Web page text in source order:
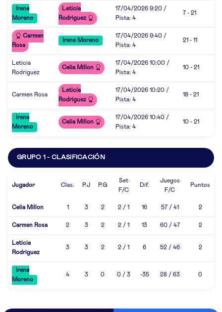
Irene
Moreno
Leticia
Rodriguez
17/04/2026 9:20 /
Pista: 4
7 - 21
Carmen
Rosa
Irene Moreno
17/04/2026 9:40 /
Pista: 4
21 - 11
Leticia
Rodriguez
Celia Millon
17/04/2026 10:00 /
Pista: 4
10 - 21
Carmen Rosa
Leticia
Rodriguez
17/04/2026 10:20 /
Pista: 4
18 - 21
Irene
Moreno
Celia Millon
17/04/2026 10:40 /
Pista: 4
10 - 21
GRUPO 1 - CLASIFICACIÓN
Jugador Clas. P.J P.G
Set
F/C
Dif.
Juegos
F/C
Puntos
Celia Millon 1 3 2 2 / 1 16 57 / 41 2
Carmen Rosa 2 3 2 2 / 1 13 60 / 47 2
Leticia
Rodriguez
3 3 2 2 / 1 6 52 / 46 2
Irene
Moreno
4 3 0 0 / 3 -35 28 / 63 0